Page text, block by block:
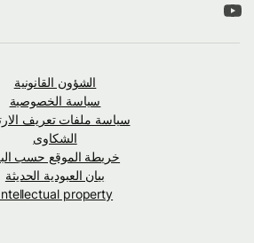
الشؤون القانونية
سياسة الخصوصية
سياسة ملفات تعريف
الشكاوى
خريطة الموقع حسب البلد
بيان العبودية الحديثة
Intellectual property